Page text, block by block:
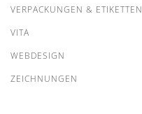
VERPACKUNGEN & ETIKETTEN
VITA
WEBDESIGN
ZEICHNUNGEN